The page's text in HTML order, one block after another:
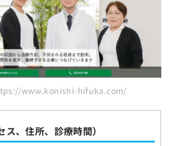
www.konishi-hifuka.com/
、住所、診療時間）